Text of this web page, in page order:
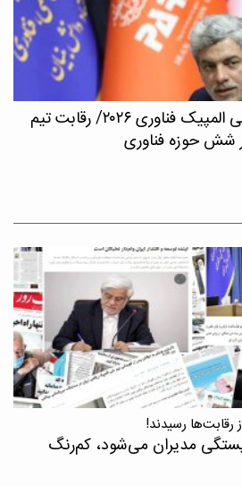
پردیس در تدارک میزبانی المپیک فناوری ۲۰۲۶/ رقابت تیم
شش حوزه فناوری
رقابت‌ها رسیدند!
مدیران می‌شود، کم‌رنگ